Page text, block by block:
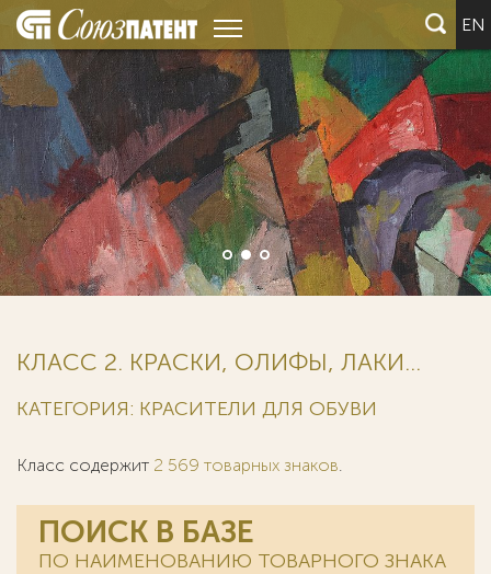
EN
КЛАСС 2. КРАСКИ, ОЛИФЫ, ЛАКИ...
КАТЕГОРИЯ: КРАСИТЕЛИ ДЛЯ ОБУВИ
Класс содержит 2 569 товарных знаков.
ПОИСК В БАЗЕ
ПО НАИМЕНОВАНИЮ ТОВАРНОГО ЗНАКА